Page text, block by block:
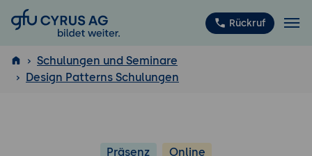
GFU Cyrus AG Rückruf
ISTQB
Schulungen und Seminare
Design Patterns Schulungen
Präsenz Online